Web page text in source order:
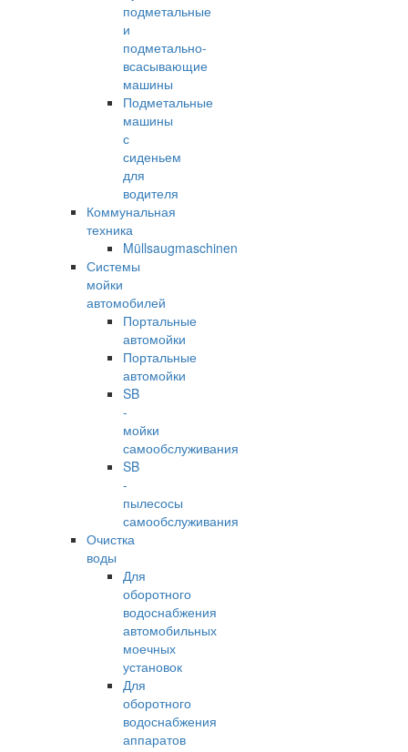
подметальные
и
подметально-
всасывающие
машины
Подметальные
машины
с
сиденьем
для
водителя
Коммунальная
техника
Müllsaugmaschinen
Системы
мойки
автомобилей
Портальные
автомойки
Портальные
автомойки
SB
-
мойки
самообслуживания
SB
-
пылесосы
самообслуживания
Очистка
воды
Для
оборотного
водоснабжения
автомобильных
моечных
установок
Для
оборотного
водоснабжения
аппаратов